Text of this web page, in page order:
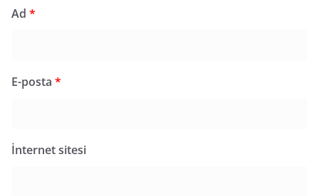
Ad *
E-posta *
İnternet sitesi